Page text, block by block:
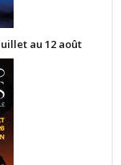
au 12 août